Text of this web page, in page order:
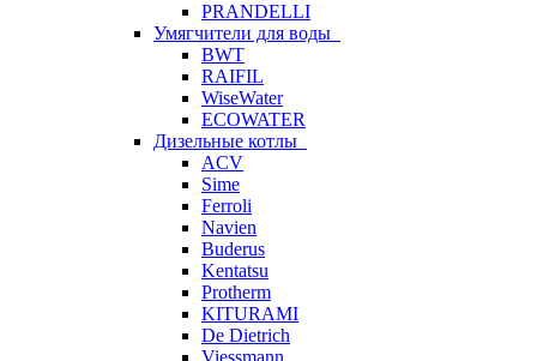
PRANDELLI
Умягчители для воды
BWT
RAIFIL
WiseWater
ECOWATER
Дизельные котлы
ACV
Sime
Ferroli
Navien
Buderus
Kentatsu
Protherm
KITURAMI
De Dietrich
Viessmann